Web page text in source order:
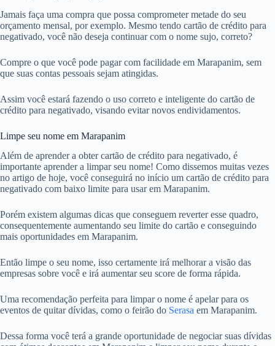
Jamais faça uma compra que possa comprometer metade do seu
orçamento mensal, por exemplo. Mesmo tendo cartão de crédito para
negativado, você não deseja continuar com o nome sujo, correto?
Compre o que você pode pagar com facilidade em Marapanim, sem
que suas contas pessoais sejam atingidas.
Assim você estará fazendo o uso correto e inteligente do cartão de
crédito para negativado, visando evitar novos endividamentos.
Limpe seu nome em Marapanim
Além de aprender a obter cartão de crédito para negativado, é
importante aprender a limpar seu nome! Como dissemos muitas vezes
no artigo de hoje, você conseguirá no início um cartão de crédito para
negativado com baixo limite para usar em Marapanim.
Porém existem algumas dicas que conseguem reverter esse quadro,
consequentemente aumentando seu limite do cartão e conseguindo
mais oportunidades em Marapanim.
Então limpe o seu nome, isso certamente irá melhorar a visão das
empresas sobre você e irá aumentar seu score de forma rápida.
Uma recomendação perfeita para limpar o nome é apelar para os
eventos de quitar dívidas, como o feirão do Serasa em Marapanim.
Dessa forma você terá a grande oportunidade de negociar suas dívidas